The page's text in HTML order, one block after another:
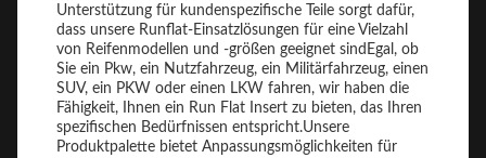
Unterstützung für kundenspezifische Teile sorgt dafür,
dass unsere Runflat-Einsatzlösungen für eine Vielzahl
von Reifenmodellen und -größen geeignet sindEgal, ob
Sie ein Pkw, ein Nutzfahrzeug, ein Militärfahrzeug, einen
SUV, ein PKW oder einen LKW fahren, wir haben die
Fähigkeit, Ihnen ein Run Flat Insert zu bieten, das Ihren
spezifischen Bedürfnissen entspricht.Unsere
Produktpalette bietet Anpassungsmöglichkeiten für